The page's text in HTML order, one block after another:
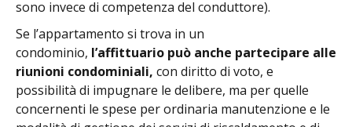
sono invece di competenza del conduttore).
Se l’appartamento si trova in un
condominio, l’affittuario può anche partecipare alle
riunioni condominiali, con diritto di voto, e
possibilità di impugnare le delibere, ma per quelle
concernenti le spese per ordinaria manutenzione e le